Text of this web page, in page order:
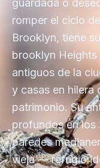
guardada o
romper el ciclo
Brooklyn, tiene
brooklyn Heights
antiguos de la
y casas en
patrimonio. Su
profundos en los
paredes
vieja — refugio